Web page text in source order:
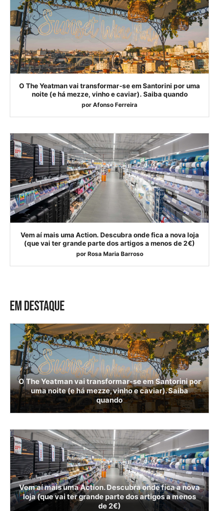
O The Yeatman vai transformar-se em Santorini por uma
noite (e há mezze, vinho e caviar). Saiba quando
por Afonso Ferreira
Vem aí mais uma Action. Descubra onde fica a nova loja
(que vai ter grande parte dos artigos a menos de 2€)
por Rosa Maria Barroso
EM DESTAQUE
O The Yeatman vai transformar-se em Santorini por
uma noite (e há mezze, vinho e caviar). Saiba
quando
Vem aí mais uma Action. Descubra onde fica a nova
loja (que vai ter grande parte dos artigos a menos
de 2€)